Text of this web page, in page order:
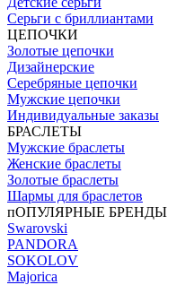
Серьги с бриллиантами
ЦЕПОЧКИ
Золотые цепочки
Дизайнерские
Серебряные цепочки
Мужские цепочки
Индивидуальные заказы
БРАСЛЕТЫ
Мужские браслеты
Женские браслеты
Золотые браслеты
Шармы для браслетов
пОПУЛЯРНЫЕ БРЕНДЫ
Swarovski
PANDORA
SOKOLOV
Majorica